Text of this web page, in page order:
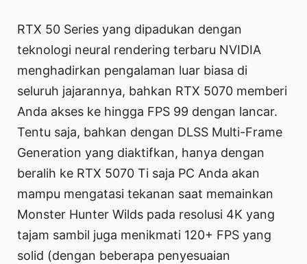
RTX 50 Series yang dipadukan dengan
teknologi neural rendering terbaru NVIDIA
menghadirkan pengalaman luar biasa di
seluruh jajarannya, bahkan RTX 5070 memberi
Anda akses ke hingga FPS 99 dengan lancar.
Tentu saja, bahkan dengan DLSS Multi-Frame
Generation yang diaktifkan, hanya dengan
beralih ke RTX 5070 Ti saja PC Anda akan
mampu mengatasi tekanan saat memainkan
Monster Hunter Wilds pada resolusi 4K yang
tajam sambil juga menikmati 120+ FPS yang
solid (dengan beberapa penyesuaian